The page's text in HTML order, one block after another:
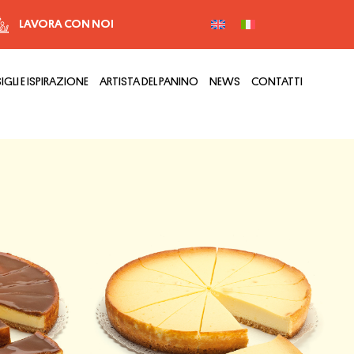
LAVORA CON NOI
E ISPIRAZIONE ARTISTA DEL PANINO NEWS CONTATTI